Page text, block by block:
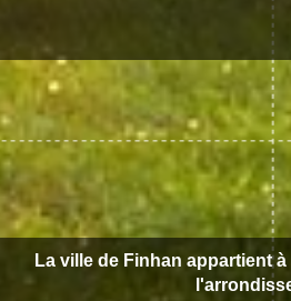
La ville de Finhan appartient